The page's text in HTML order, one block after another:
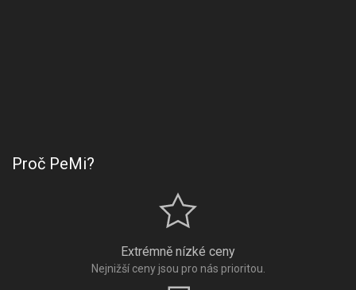
Proč PeMi?
Extrémně nízké ceny
Nejnižší ceny jsou pro nás prioritou.